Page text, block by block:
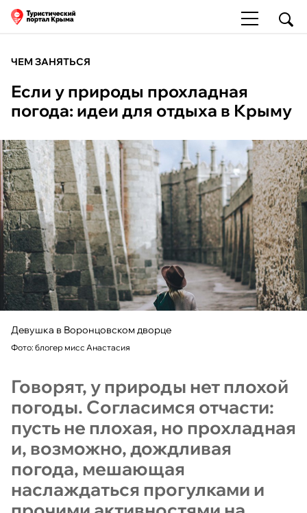
ЧЕМ ЗАНЯТЬСЯ
Если у природы прохладная
погода: идеи для отдыха в Крыму
Девушка в Воронцовском дворце
Фото: блогер мисс Анастасия
Говорят, у природы нет плохой
погоды. Согласимся отчасти:
пусть не плохая, но прохладная
и, возможно, дождливая
погода, мешающая
наслаждаться прогулками и